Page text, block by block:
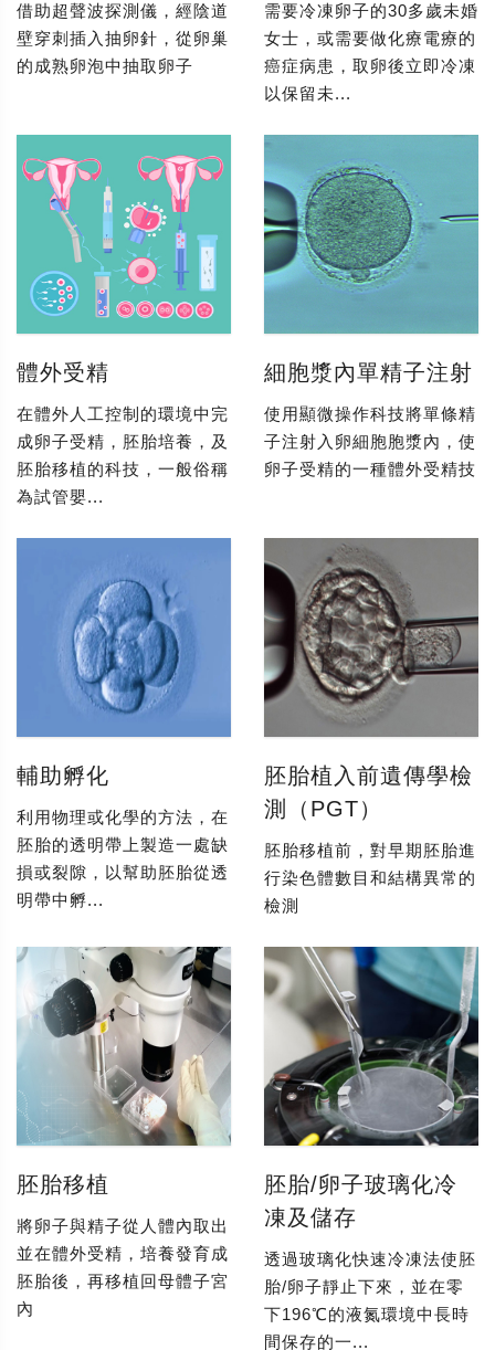
借助超聲波探測儀，經陰道
壁穿刺插入抽卵針，從卵巢
的成熟卵泡中抽取卵子
需要冷凍卵子的30多歲未婚
女士，或需要做化療電療的
癌症病患，取卵後立即冷凍
以保留未...
體外受精
在體外人工控制的環境中完
成卵子受精，胚胎培養，及
胚胎移植的科技，一般俗稱
為試管嬰...
細胞漿內單精子注射
使用顯微操作科技將單條精
子注射入卵細胞胞漿內，使
卵子受精的一種體外受精技
輔助孵化
利用物理或化學的方法，在
胚胎的透明帶上製造一處缺
損或裂隙，以幫助胚胎從透
明帶中孵...
胚胎植入前遺傳學檢
測（PGT）
胚胎移植前，對早期胚胎進
行染色體數目和結構異常的
檢測
胚胎移植
將卵子與精子從人體內取出
並在體外受精，培養發育成
胚胎後，再移植回母體子宮
內
胚胎/卵子玻璃化冷
凍及儲存
透過玻璃化快速冷凍法使胚
胎/卵子靜止下來，並在零
下196℃的液氮環境中長時
間保存的一...